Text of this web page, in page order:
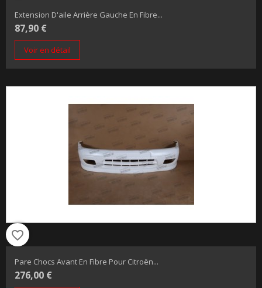
Extension D'aile Arrière Gauche En Fibre...
87,90 €
Voir en détail
favorite_border
Pare Chocs Avant En Fibre Pour Citroën...
276,00 €